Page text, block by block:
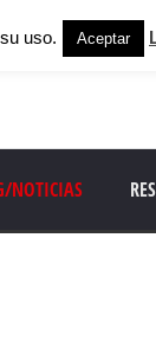
NOTICIAS
uso. Aceptar